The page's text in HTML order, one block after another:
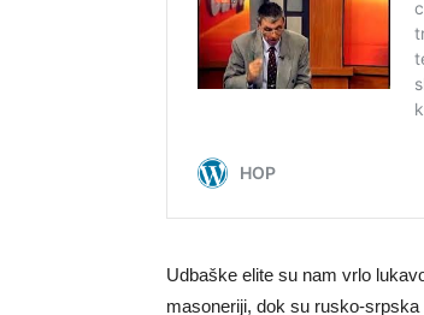
Udbaške elite su nam vrlo
masoneriji, dok su rusko-